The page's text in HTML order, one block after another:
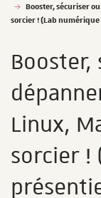
Booster, sécuriser
sorcier ! (Lab
Booster,
Linux,
sorcier !